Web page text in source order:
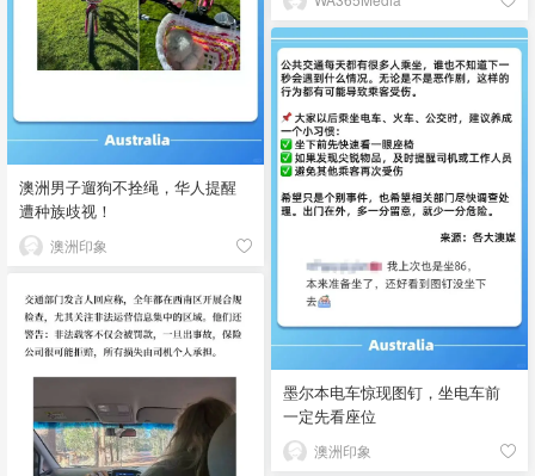
澳洲男子遛狗不拴绳，华人提醒
遭种族歧视！
澳洲印象
墨尔本电车惊现图钉，坐电车前
一定先看座位
澳洲印象